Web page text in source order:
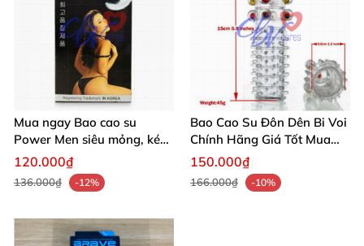
Mua ngay Bao cao su
Power Men siêu mỏng, kéo
dài thời gian
120.000₫
136.000₫ -12%
Bao Cao Su Đôn Dên Bi Voi
Chính Hãng Giá Tốt Mua
Ngay
150.000₫
166.000₫ -10%